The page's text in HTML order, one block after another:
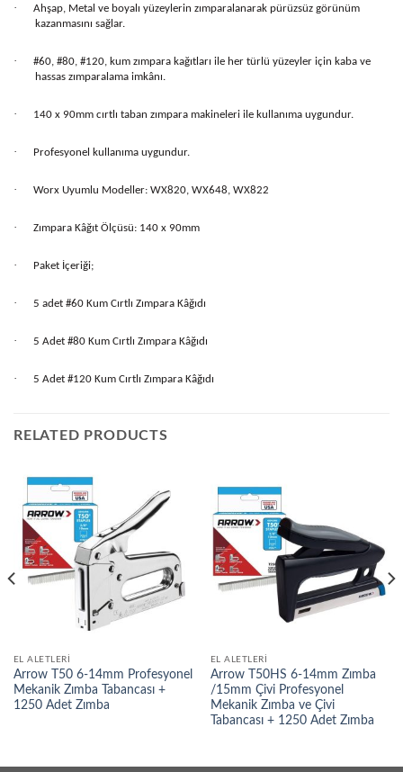
·
Ahşap, Metal ve boyalı yüzeylerin zımparalanarak pürüzsüz görünüm
kazanmasını sağlar.
·
#60, #80, #120, kum zımpara kağıtları ile her türlü yüzeyler için kaba ve
hassas zımparalama imkânı.
· 140 x 90mm cırtlı taban zımpara makineleri ile kullanıma uygundur.
· Profesyonel kullanıma uygundur.
· Worx Uyumlu Modeller: WX820, WX648, WX822
· Zımpara Kâğıt Ölçüsü: 140 x 90mm
· Paket İçeriği;
· 5 adet #60 Kum Cırtlı Zımpara Kâğıdı
· 5 Adet #80 Kum Cırtlı Zımpara Kâğıdı
· 5 Adet #120 Kum Cırtlı Zımpara Kâğıdı
RELATED PRODUCTS
EL ALETLERI
Arrow T50 6-14mm Profesyonel
Mekanik Zımba Tabancası +
1250 Adet Zımba
EL ALETLERI
Arrow T50HS 6-14mm Zımba
/15mm Çivi Profesyonel
Mekanik Zımba ve Çivi
Tabancası + 1250 Adet Zımba